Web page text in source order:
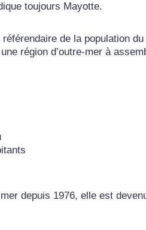
toujours Mayotte.
de la population
région d’outre-mer à
depuis 1976, elle est